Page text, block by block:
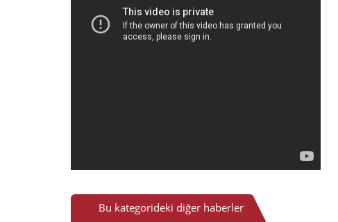
Bu kategorideki diğer haberler